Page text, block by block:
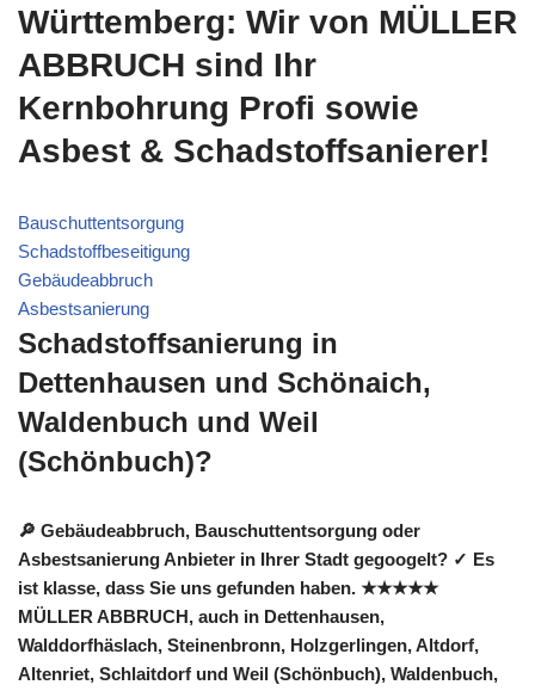
Württemberg: Wir von MÜLLER
ABBRUCH sind Ihr
Kernbohrung Profi sowie
Asbest & Schadstoffsanierer!
Bauschuttentsorgung
Schadstoffbeseitigung
Gebäudeabbruch
Asbestsanierung
Schadstoffsanierung in
Dettenhausen und Schönaich,
Waldenbuch und Weil
(Schönbuch)?
🔎 Gebäudeabbruch, Bauschuttentsorgung oder
Asbestsanierung Anbieter in Ihrer Stadt gegoogelt? ✓ Es
ist klasse, dass Sie uns gefunden haben. ★★★★★
MÜLLER ABBRUCH, auch in Dettenhausen,
Walddorfhäslach, Steinenbronn, Holzgerlingen, Altdorf,
Altenriet, Schlaitdorf und Weil (Schönbuch), Waldenbuch,